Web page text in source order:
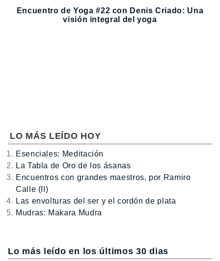
Encuentro de Yoga #22 con Denis Criado: Una
visión integral del yoga
LO MÁS LEÍDO HOY
Esenciales: Meditación
La Tabla de Oro de los ásanas
Encuentros con grandes maestros, por Ramiro
Calle (II)
Las envolturas del ser y el cordón de plata
Mudras: Makara Mudra
Lo más leído en los últimos 30 dias